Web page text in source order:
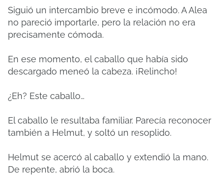
Siguió un intercambio breve e incómodo. A Alea
no pareció importarle, pero la relación no era
precisamente cómoda.
En ese momento, el caballo que había sido
descargado meneó la cabeza. ¡Relincho!
¿Eh? Este caballo…
El caballo le resultaba familiar. Parecía reconocer
también a Helmut, y soltó un resoplido.
Helmut se acercó al caballo y extendió la mano.
De repente, abrió la boca.